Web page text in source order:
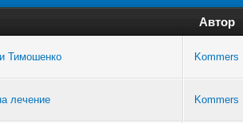
Автор
Тимошенко Kommers
лечение Kommers